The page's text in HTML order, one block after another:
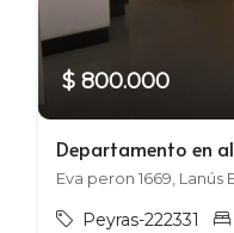
$ 800.000
Departamento en
Eva peron 1669, Lanús
Peyras-222331